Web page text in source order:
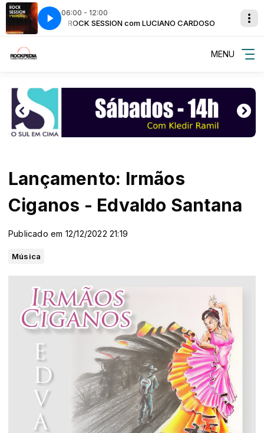
06:00 - 12:00
ROCK SESSION com LUCIANO CARDOSO
Black Birds - Dentro de um Frasco
MENU
Lançamento: Irmãos
Ciganos - Edvaldo Santana
Publicado em 12/12/2022 21:19
Música